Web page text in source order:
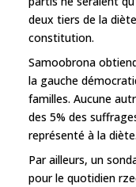
deux tiers de la
constitution.
Samoobrona
la gauche
familles. Aucune
des 5% des
représenté à la diète.
Par ailleurs, un
pour le quotidien